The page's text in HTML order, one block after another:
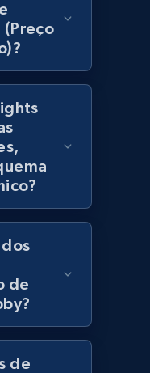
Other pn,
name, and
agora
using
Other pn,
name, and
(Preço
de
de